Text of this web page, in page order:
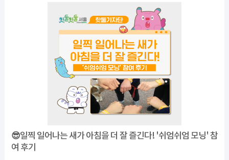
😎일찍 일어나는 새가 아침을 더 잘 즐긴다! '쉬엄쉬엄 모닝' 참
여 후기